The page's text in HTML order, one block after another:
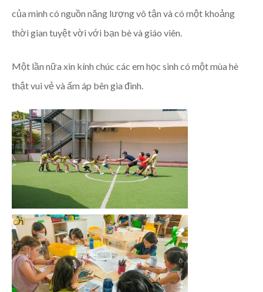
của mình có nguồn năng lượng vô tận và có một khoảng
thời gian tuyệt vời với bạn bè và giáo viên.
Một lần nữa xin kính chúc các em học sinh có một mùa hè
thật vui vẻ và ấm áp bên gia đình.